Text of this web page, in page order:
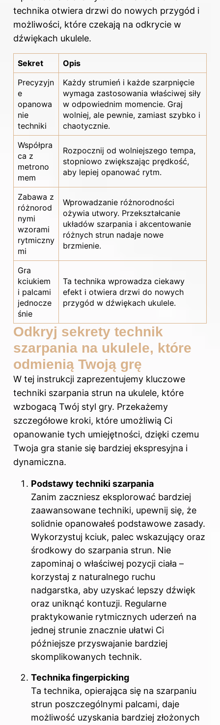
technika otwiera drzwi do nowych przygód i
możliwości, które czekają na odkrycie w
dźwiękach ukulele.
Sekret
Opis
Precyzyjn
e
opanowa
nie
techniki
Każdy strumień i każde szarpnięcie
wymaga zastosowania właściwej siły
w odpowiednim momencie. Graj
wolniej, ale pewnie, zamiast szybko i
chaotycznie.
Współpra
ca z
metrono
mem
Rozpocznij od wolniejszego tempa,
stopniowo zwiększając prędkość,
aby lepiej opanować rytm.
Zabawa z
różnorod
nymi
wzorami
rytmiczny
mi
Wprowadzanie różnorodności
ożywia utwory. Przekształcanie
układów szarpania i akcentowanie
różnych strun nadaje nowe
brzmienie.
Gra
kciukiem
i palcami
jednocze
śnie
Ta technika wprowadza ciekawy
efekt i otwiera drzwi do nowych
przygód w dźwiękach ukulele.
Odkryj sekrety technik
szarpania na ukulele, które
odmienią Twoją grę
W tej instrukcji zaprezentujemy kluczowe
techniki szarpania strun na ukulele, które
wzbogacą Twój styl gry. Przekażemy
szczegółowe kroki, które umożliwią Ci
opanowanie tych umiejętności, dzięki czemu
Twoja gra stanie się bardziej ekspresyjna i
dynamiczna.
Podstawy techniki szarpania
Zanim zaczniesz eksplorować bardziej
zaawansowane techniki, upewnij się, że
solidnie opanowałeś podstawowe zasady.
Wykorzystuj kciuk, palec wskazujący oraz
środkowy do szarpania strun. Nie
zapominaj o właściwej pozycji ciała –
korzystaj z naturalnego ruchu
nadgarstka, aby uzyskać lepszy dźwięk
oraz uniknąć kontuzji. Regularne
praktykowanie rytmicznych uderzeń na
jednej strunie znacznie ułatwi Ci
późniejsze przyswajanie bardziej
skomplikowanych technik.
Technika fingerpicking
Ta technika, opierająca się na szarpaniu
strun poszczególnymi palcami, daje
możliwość uzyskania bardziej złożonych